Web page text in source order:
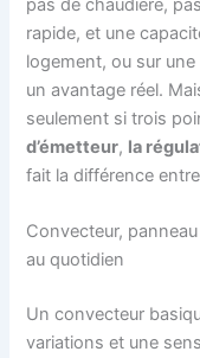
pas de chaudière,
rapide, et une
logement, ou sur
un avantage réel.
seulement si trois
d’émetteur, la
fait la différence
Convecteur,
au quotidien
Un convecteur
variations et une